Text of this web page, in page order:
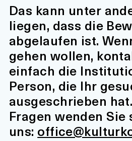
Das kann unter
liegen, dass die
abgelaufen ist.
gehen wollen,
einfach die
Person, die Ihr
ausgeschrieben
Fragen wenden Sie
uns: